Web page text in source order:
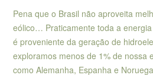
Pena que o Brasil não aproveita
eólico… Praticamente toda a
é proveniente da geração de
exploramos menos de 1% de nossa
como Alemanha, Espanha e